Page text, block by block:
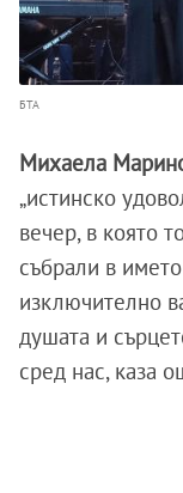
БТА
Михаела
„истинско
вечер, в която
събрали в
изключително
душата и
сред нас, каза